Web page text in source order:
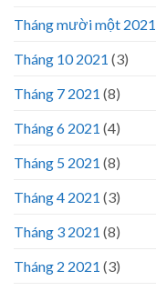
Tháng mười một 2021
Tháng 10 2021 (3)
Tháng 7 2021 (8)
Tháng 6 2021 (4)
Tháng 5 2021 (8)
Tháng 4 2021 (3)
Tháng 3 2021 (8)
Tháng 2 2021 (3)